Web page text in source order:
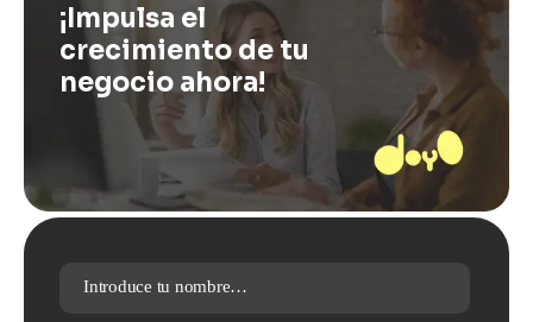
¡Impulsa el
crecimiento de tu
negocio ahora!